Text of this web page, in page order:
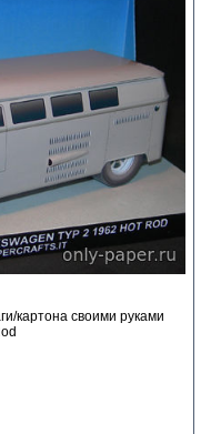
картона своими руками